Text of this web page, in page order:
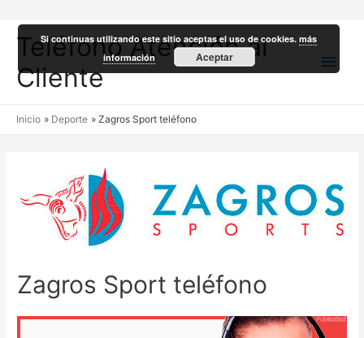
Teléfono Atención al
Cliente
Inicio Deporte Zagros Sport teléfono
Zagros Sport teléfono
Si continuas utilizando este sitio aceptas el uso de cookies.más
información
Aceptar